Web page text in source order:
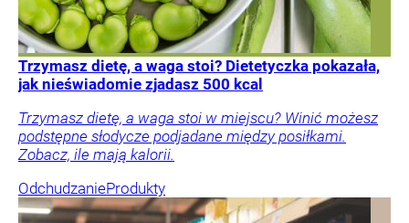
Trzymasz dietę, a waga stoi? Dietetyczka pokazała,
jak nieświadomie zjadasz 500 kcal
Trzymasz dietę, a waga stoi w miejscu? Winić możesz
podstępne słodycze podjadane między posiłkami.
Zobacz, ile mają kalorii.
OdchudzanieProdukty